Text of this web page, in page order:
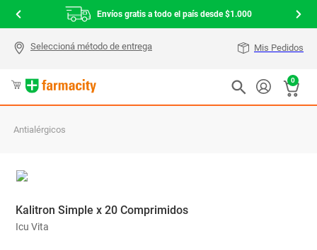
Envíos gratis a todo el país desde $1.000
Mis Pedidos
0
Antialérgicos
Kalitron Simple x 20 Comprimidos
Icu Vita